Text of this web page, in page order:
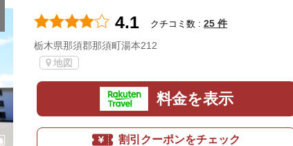
4.1 クチコミ数 : 25 件
栃木県那須郡那須町湯本212
地図
料金を表示
割引クーポンをチェック